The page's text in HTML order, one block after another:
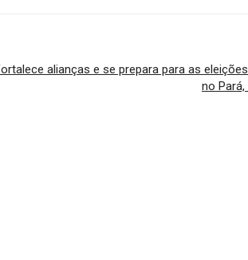
alianças e se prepara para as
no